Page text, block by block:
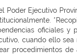
Ejecutivo
oficiales
cuando ello
procedimientos